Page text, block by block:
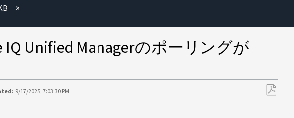
Unified Managerのポーリングが
9/17/2025, 7:03:30 PM